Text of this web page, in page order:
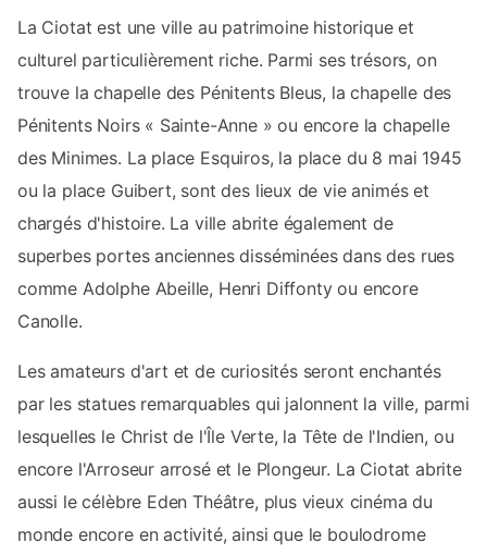
La Ciotat est une ville au patrimoine historique et
culturel particulièrement riche. Parmi ses trésors, on
trouve la chapelle des Pénitents Bleus, la chapelle des
Pénitents Noirs « Sainte-Anne » ou encore la chapelle
des Minimes. La place Esquiros, la place du 8 mai 1945
ou la place Guibert, sont des lieux de vie animés et
chargés d'histoire. La ville abrite également de
superbes portes anciennes disséminées dans des rues
comme Adolphe Abeille, Henri Diffonty ou encore
Canolle.
Les amateurs d'art et de curiosités seront enchantés
par les statues remarquables qui jalonnent la ville, parmi
lesquelles le Christ de l'Île Verte, la Tête de l'Indien, ou
encore l'Arroseur arrosé et le Plongeur. La Ciotat abrite
aussi le célèbre Eden Théâtre, plus vieux cinéma du
monde encore en activité, ainsi que le boulodrome